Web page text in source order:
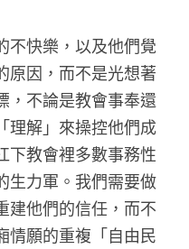
不快樂，以及他們覺
原因，而不是光想著
，不論是教會事奉還
理解」來操控他們成
下教會裡多數事務性
生力軍。我們需要做
建他們的信任，而不
情願的重複「自由民